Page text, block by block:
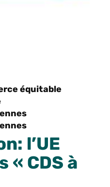
équitable
l’UE
« CDS à